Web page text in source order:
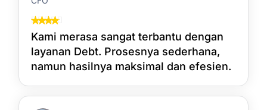
Kami merasa sangat terbantu dengan
layanan Debt. Prosesnya sederhana,
namun hasilnya maksimal dan efesien.